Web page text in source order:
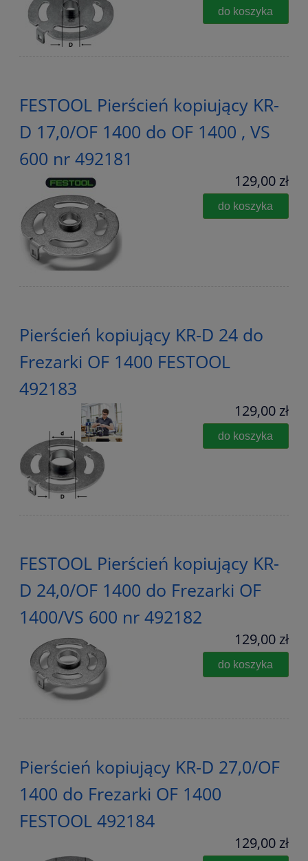
do koszyka
FESTOOL Pierścień kopiujący KR-
D 17,0/OF 1400 do OF 1400 , VS
600 nr 492181
129,00 zł
do koszyka
Pierścień kopiujący KR-D 24 do
Frezarki OF 1400 FESTOOL
492183
129,00 zł
do koszyka
FESTOOL Pierścień kopiujący KR-
D 24,0/OF 1400 do Frezarki OF
1400/VS 600 nr 492182
129,00 zł
do koszyka
Pierścień kopiujący KR-D 27,0/OF
1400 do Frezarki OF 1400
FESTOOL 492184
129,00 zł